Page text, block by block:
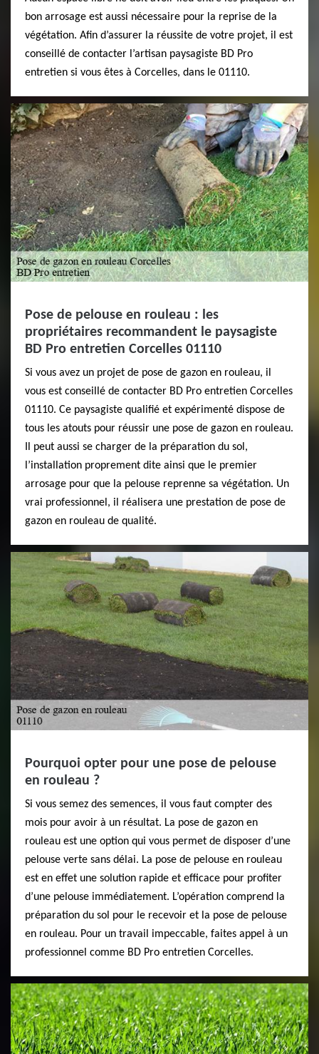
bon arrosage est aussi nécessaire pour la reprise de la
végétation. Afin d’assurer la réussite de votre projet, il est
conseillé de contacter l’artisan paysagiste BD Pro
entretien si vous êtes à Corcelles, dans le 01110.
Pose de pelouse en rouleau : les
propriétaires recommandent le paysagiste
BD Pro entretien Corcelles 01110
Si vous avez un projet de pose de gazon en rouleau, il
vous est conseillé de contacter BD Pro entretien Corcelles
01110. Ce paysagiste qualifié et expérimenté dispose de
tous les atouts pour réussir une pose de gazon en rouleau.
Il peut aussi se charger de la préparation du sol,
l’installation proprement dite ainsi que le premier
arrosage pour que la pelouse reprenne sa végétation. Un
vrai professionnel, il réalisera une prestation de pose de
gazon en rouleau de qualité.
Pourquoi opter pour une pose de pelouse
en rouleau ?
Si vous semez des semences, il vous faut compter des
mois pour avoir à un résultat. La pose de gazon en
rouleau est une option qui vous permet de disposer d’une
pelouse verte sans délai. La pose de pelouse en rouleau
est en effet une solution rapide et efficace pour profiter
d’une pelouse immédiatement. L’opération comprend la
préparation du sol pour le recevoir et la pose de pelouse
en rouleau. Pour un travail impeccable, faites appel à un
professionnel comme BD Pro entretien Corcelles.